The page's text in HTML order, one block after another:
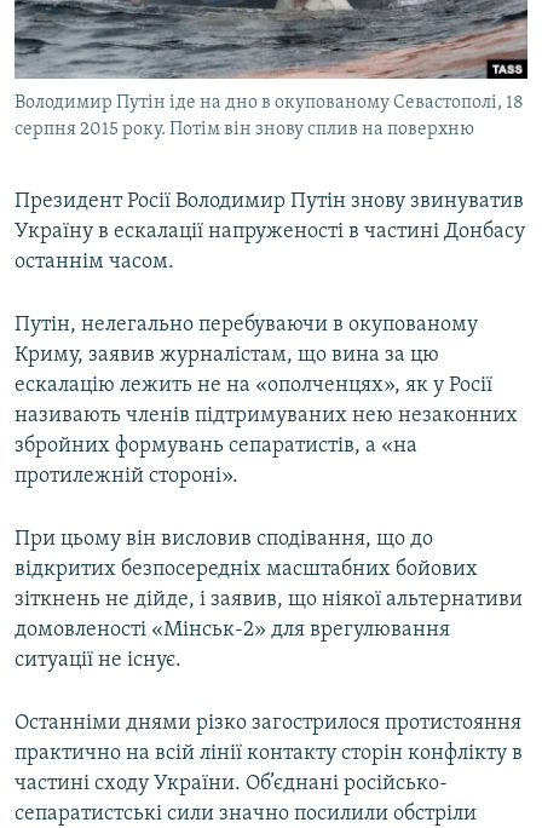
ВІДЕОУРОКИ «ELIFBE»
СВІДЧЕННЯ ОКУПАЦІЇ
УКРАЇНСЬКА ПРОБЛЕМА КРИМУ
Русский
Qırımtatar
Усі сайти RFE/RL
Володимир Путін іде на дно в окупованому Севастополі, 18
серпня 2015 року. Потім він знову сплив на поверхню
Президент Росії Володимир Путін знову звинуватив
Україну в ескалації напруженості в частині Донбасу
останнім часом.
Путін, нелегально перебуваючи в окупованому
Криму, заявив журналістам, що вина за цю
ескалацію лежить не на «ополченцях», як у Росії
називають членів підтримуваних нею незаконних
збройних формувань сепаратистів, а «на
протилежній стороні».
При цьому він висловив сподівання, що до
відкритих безпосередніх масштабних бойових
зіткнень не дійде, і заявив, що ніякої альтернативи
домовленості «Мінськ-2» для врегулювання
ситуації не існує.
Останніми днями різко загострилося протистояння
практично на всій лінії контакту сторін конфлікту в
частині сходу України. Об’єднані російсько-
сепаратистські сили значно посилили обстріли